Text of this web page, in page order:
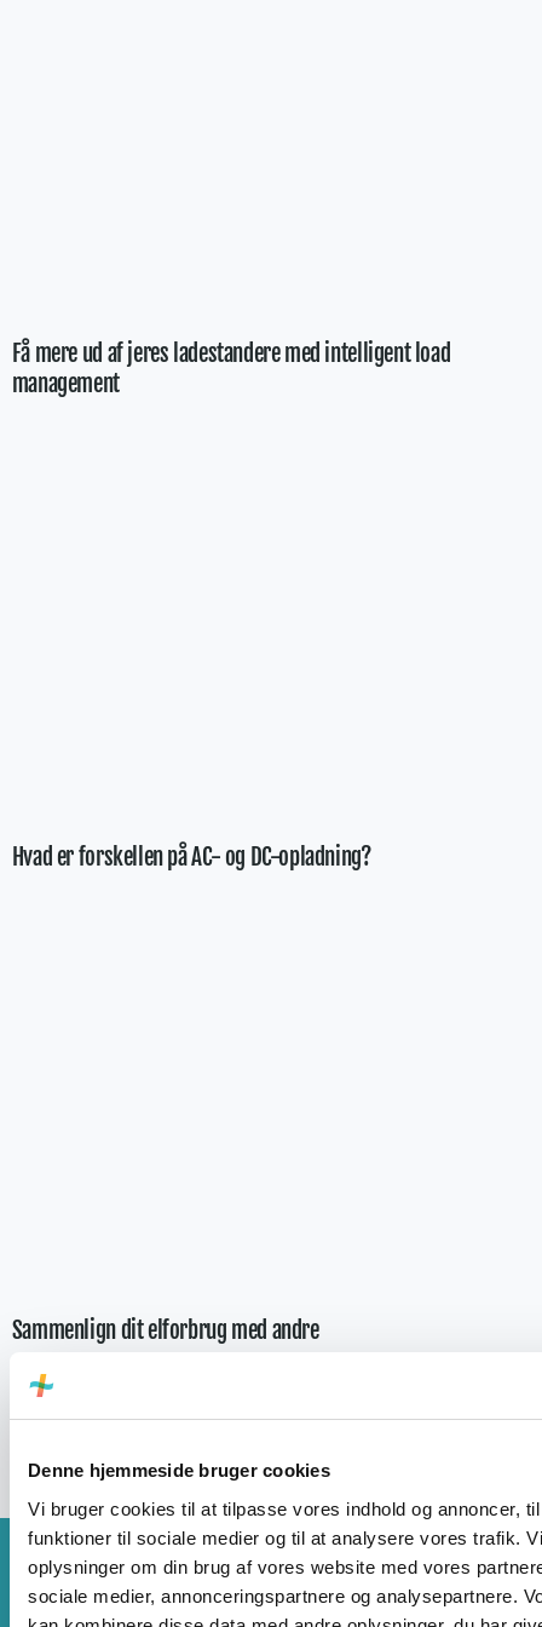
Denne hjemmeside bruger cookies
Vi bruger cookies til at tilpasse vores indhold og annoncer,
funktioner til sociale medier og til at analysere vores trafik.
oplysninger om din brug af vores website med vores
sociale medier, annonceringspartnere og analysepartnere.
Få mere ud af jeres ladestandere med intelligent load
management
Hvad er forskellen på AC- og DC-opladning?
Sammenlign dit elforbrug med andre
Har du brug for hjælp?